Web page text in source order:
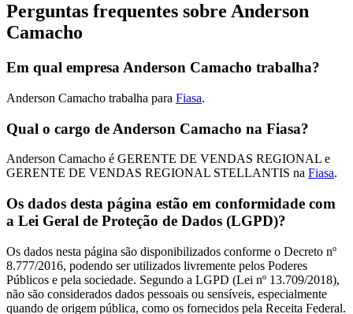
Perguntas frequentes sobre Anderson
Camacho
Em qual empresa Anderson Camacho trabalha?
Anderson Camacho trabalha para Fiasa.
Qual o cargo de Anderson Camacho na Fiasa?
Anderson Camacho é GERENTE DE VENDAS REGIONAL e
GERENTE DE VENDAS REGIONAL STELLANTIS na Fiasa.
Os dados desta página estão em conformidade com
a Lei Geral de Proteção de Dados (LGPD)?
Os dados nesta página são disponibilizados conforme o Decreto nº
8.777/2016, podendo ser utilizados livremente pelos Poderes
Públicos e pela sociedade. Segundo a LGPD (Lei nº 13.709/2018),
não são considerados dados pessoais ou sensíveis, especialmente
quando de origem pública, como os fornecidos pela Receita Federal.